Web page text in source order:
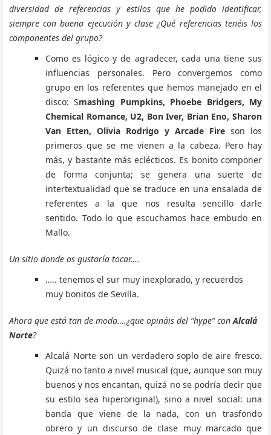
diversidad de referencias y estilos que he podido identificar,
siempre con buena ejecución y clase ¿Qué referencias tenéis los
componentes del grupo?
Como es lógico y de agradecer, cada una tiene sus
influencias personales. Pero convergemos como
grupo en los referentes que hemos manejado en el
disco: Smashing Pumpkins, Phoebe Bridgers, My
Chemical Romance, U2, Bon Iver, Brian Eno, Sharon
Van Etten, Olivia Rodrigo y Arcade Fire son los
primeros que se me vienen a la cabeza. Pero hay
más, y bastante más eclécticos. Es bonito componer
de forma conjunta; se genera una suerte de
intertextualidad que se traduce en una ensalada de
referentes a la que nos resulta sencillo darle
sentido. Todo lo que escuchamos hace embudo en
Mallo.
Un sitio donde os gustaría tocar….
….. tenemos el sur muy inexplorado, y recuerdos
muy bonitos de Sevilla.
Ahora que está tan de moda….¿que opináis del “hype” conAlcalá
Norte?
Alcalá Norte son un verdadero soplo de aire fresco.
Quizá no tanto a nivel musical (que, aunque son muy
buenos y nos encantan, quizá no se podría decir que
su estilo sea hiperoriginal), sino a nivel social: una
banda que viene de la nada, con un trasfondo
obrero y un discurso de clase muy marcado que